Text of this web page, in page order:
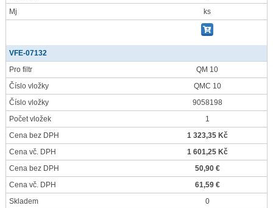
Mj
ks
VFE-07132
Pro filtr
QM 10
Číslo vložky
QMC 10
Číslo vložky
9058198
Počet vložek
1
Cena bez DPH
1 323,35 Kč
Cena vč. DPH
1 601,25 Kč
Cena bez DPH
50,90 €
Cena vč. DPH
61,59 €
Skladem
0